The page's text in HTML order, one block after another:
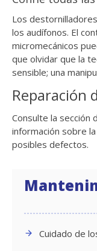
Los
los audífonos. El
micromecánicos
que olvidar que la
sensible; una
Reparación
Consulte la sección
información sobre
posibles defectos.
Cuidado de